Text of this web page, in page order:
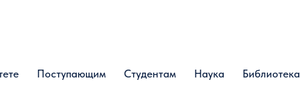
Поступающим Студентам Наука Библиотека
Поступающим Студентам Наука Библиотека